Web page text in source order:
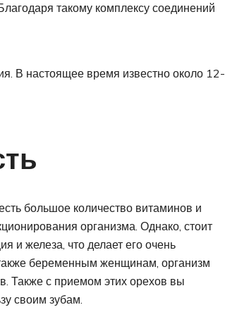
такому комплексу соединений
В настоящее время известно около 12-
большое количество витаминов и
организма. Однако, стоит
и железа, что делает его очень
беременным женщинам, организм
Также с приемом этих орехов вы
своим зубам.